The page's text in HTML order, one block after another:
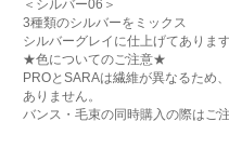
＜シルバー06＞
3種類のシルバーをミックス
シルバーグレイに仕上げてあります
★色についてのご注意★
PROとSARAは繊維が異なるため
ありません。
バンス・毛束の同時購入の際はご